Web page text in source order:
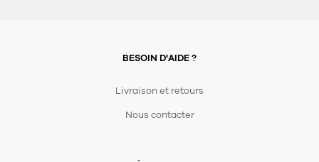
BESOIN D'AIDE ?
Livraison et retours
Nous contacter